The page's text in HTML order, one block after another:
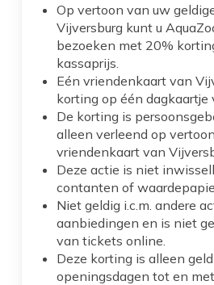
Op vertoon van uw
Vijversburg kunt u
bezoeken met 20%
kassaprijs.
Eén vriendenkaart van
korting op één dagkaartje
De korting is
alleen verleend op
vriendenkaart van
Deze actie is niet
contanten of
Niet geldig i.c.m. andere
aanbiedingen en is niet
van tickets online.
Deze korting is alleen
openingsdagen tot en